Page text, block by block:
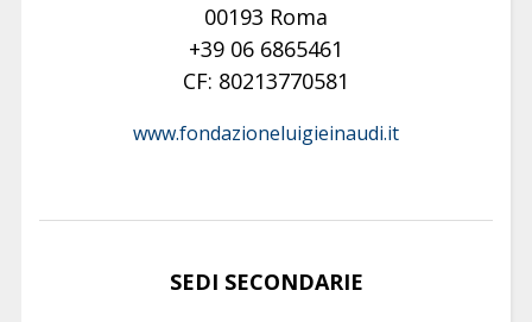
00193 Roma
+39 06 6865461
CF: 80213770581
www.fondazioneluigieinaudi.it
SEDI SECONDARIE